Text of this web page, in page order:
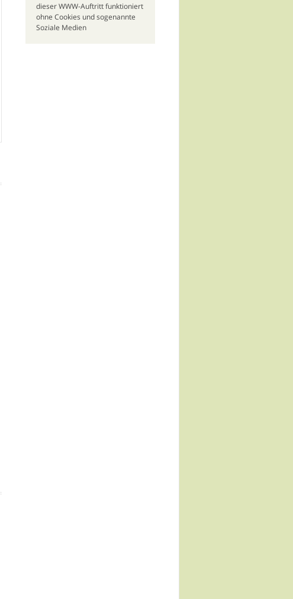
dieser WWW-Auftritt funktioniert
ohne Cookies und sogenannte
Soziale Medien